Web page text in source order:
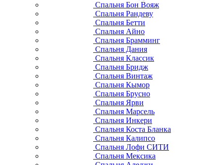
Спальня Бон Вояж
Спальня Рандеву
Спальня Бетти
Спальня Айно
Спальня Брамминг
Спальня Дания
Спальня Классик
Спальня Бридж
Спальня Винтаж
Спальня Кымор
Спальня Брусно
Спальня Ярви
Спальня Марсель
Спальня Инкери
Спальня Коста Бланка
Спальня Калипсо
Спальня Лофи СИТИ
Спальня Мексика